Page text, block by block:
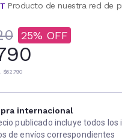
Producto de nuestra red de
25
$62.790
internacional
publicado incluye todos
de envíos correspondientes